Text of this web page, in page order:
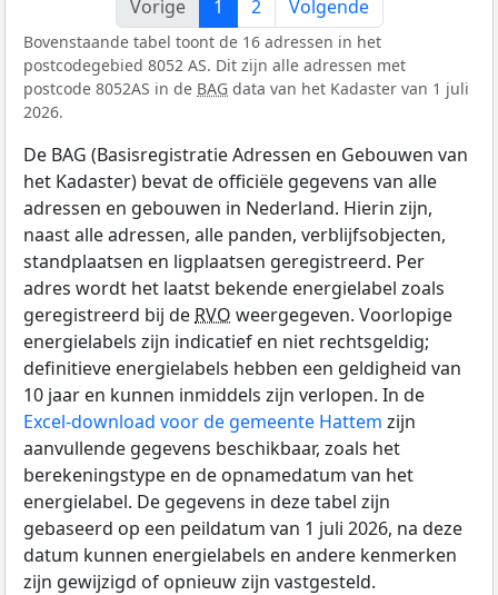
Vorige
1 2 Volgende
Bovenstaande tabel toont de 16 adressen in het
postcodegebied 8052 AS. Dit zijn alle adressen met
postcode 8052AS in de BAG data van het Kadaster van 1 juli
2026.
De BAG (Basisregistratie Adressen en Gebouwen van
het Kadaster) bevat de officiële gegevens van alle
adressen en gebouwen in Nederland. Hierin zijn,
naast alle adressen, alle panden, verblijfsobjecten,
standplaatsen en ligplaatsen geregistreerd. Per
adres wordt het laatst bekende energielabel zoals
geregistreerd bij de RVO weergegeven. Voorlopige
energielabels zijn indicatief en niet rechtsgeldig;
definitieve energielabels hebben een geldigheid van
10 jaar en kunnen inmiddels zijn verlopen. In de
Excel-download voor de gemeente Hattem zijn
aanvullende gegevens beschikbaar, zoals het
berekeningstype en de opnamedatum van het
energielabel. De gegevens in deze tabel zijn
gebaseerd op een peildatum van 1 juli 2026, na deze
datum kunnen energielabels en andere kenmerken
zijn gewijzigd of opnieuw zijn vastgesteld.